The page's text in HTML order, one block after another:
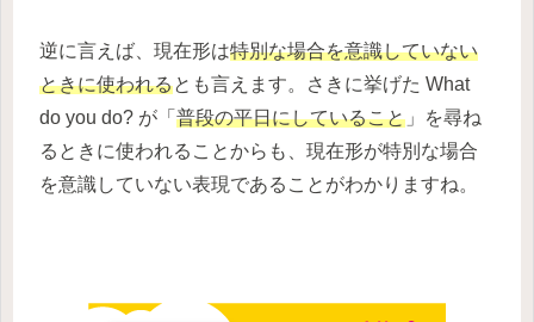
逆に言えば、現在形は特別な場合を意識していない
ときに使われるとも言えます。さきに挙げた What
do you do? が「 普段の平日にしていること 」を尋ね
るときに使われることからも、現在形が特別な場合
を意識していない表現であることがわかりますね。